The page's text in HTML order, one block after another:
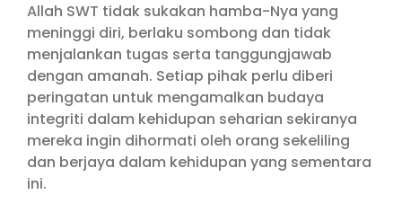
Allah SWT tidak sukakan hamba-Nya yang
meninggi diri, berlaku sombong dan tidak
menjalankan tugas serta tanggungjawab
dengan amanah. Setiap pihak perlu diberi
peringatan untuk mengamalkan budaya
integriti dalam kehidupan seharian sekiranya
mereka ingin dihormati oleh orang sekeliling
dan berjaya dalam kehidupan yang sementara
ini.